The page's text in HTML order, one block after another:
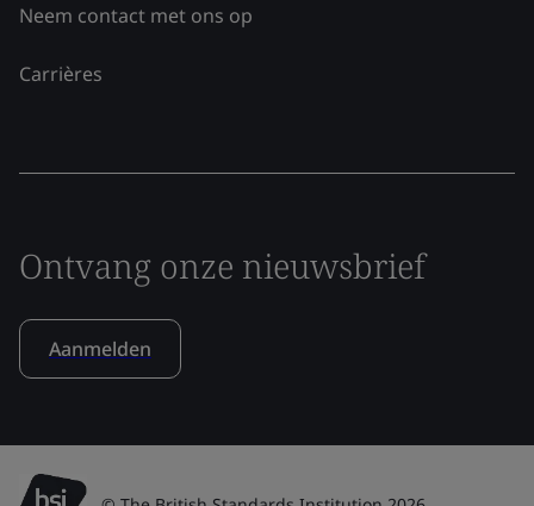
Neem contact met ons op
Carrières
Ontvang onze nieuwsbrief
Aanmelden